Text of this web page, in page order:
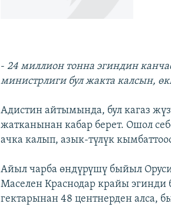
- 24 миллион тонна эгиндин
министрлиги бул жакта калсын,
Адистин айтымында, бул кагаз
жатканынан кабар берет. Ошол
ачка калып, азык-түлүк
Айыл чарба өндүрүшү быйыл
Маселен Краснодар крайы
гектарынан 48 центнерден алса,